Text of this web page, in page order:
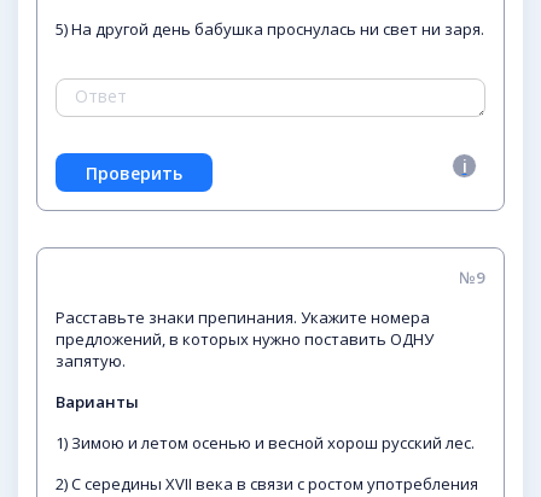
5) На другой день бабушка проснулась ни свет ни заря.
№9
Расставьте знаки препинания. Укажите номера
предложений, в которых нужно поставить ОДНУ
запятую.
Варианты
1) Зимою и летом осенью и весной хорош русский лес.
2) С середины XVII века в связи с ростом употребления